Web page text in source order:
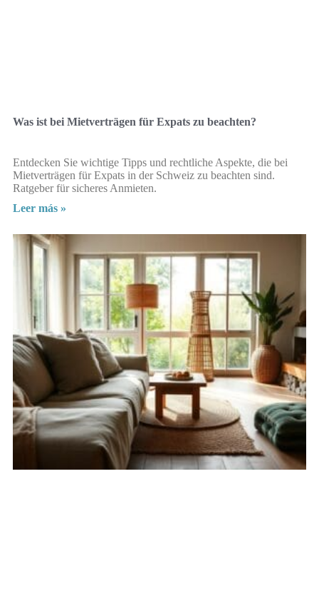
Was ist bei Mietverträgen für Expats zu beachten?
Entdecken Sie wichtige Tipps und rechtliche Aspekte, die bei
Mietverträgen für Expats in der Schweiz zu beachten sind.
Ratgeber für sicheres Anmieten.
Leer más »